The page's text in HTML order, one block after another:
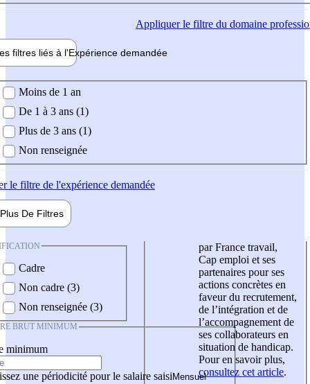
Appliquerle filtre du domaine
filtres liés à l'Expérience demandée
demandée
Moins de 1 an
De 1 à 3 ans (1)
Plus de 3 ans (1)
Non renseignée
le filtre de l'expérience demandée
Plus De Filtres
Cadre
Non cadre (3)
Non renseignée (3)
BRUT MINIMUM
minimum
une périodicité pour le salaire saisi
par France travail,
Cap emploi et ses
partenaires pour ses
actions concrètes en
faveur du recrutement,
de l’intégration et de
l’accompagnement de
ses collaborateurs en
situation de handicap.
Pour en savoir plus,
consultez cet article.